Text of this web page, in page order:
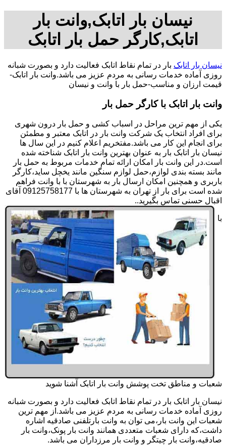
نیسان بار اتابک,وانت بار
اتابک,کارگر حمل بار اتابک
نیسان بار اتابک بار در تمام نقاط اتابک فعالیت دارد و بصورت شبانه
روزی آماده خدمات رسانی به مردم عزیز می باشد.وانت بار اتابک-
قیمت ارزان و مناسب-حمل بار با وانت و نیسان
وانت بار اتابک با کارگر حمل بار
یکی از مهم ترین مراحل در اسباب کشی و حمل بار درون شهری
برای افراد انتخاب یک شرکت وانت بار در اتابک معتبر و مطمئن
برای انجام این کار می باشد.مفتخریم اعلام کنیم در این سال ها
نیسان بار اتابک بار به عنوان بهترین وانت بار اتابک شناخته شده
است.در این وانت بار امکان ارائه تمام خدمات مربوط به حمل بار
مانند بسته بندی لوازم،حمل لوازم سنگین مانند یخچل ساید،کارگر
باربری و همچنین امکان ارسال بار به شهرستان با با وانت فراهم
شده است برای بار از تهران به شهرستان ها با 09125758177 آقای
اقبال حسنی تماس بگیرید..
با
شعبات و مناطق تخت پوشش وانت بار اتابک آشنا شوید
نیسان بار اتابک بار در تمام نقاط اتابک فعالیت دارد و بصورت شبانه
روزی آماده خدمات رسانی به مردم عزیز می باشد.از مهم ترین
شعبات این وانت بار،می توان به وانت بارتلفنی صادقیه اشاره
داشت،که دارای شعبات متعددی همانند وانت بار پونک،وانت بار
صادقیه،وانت بار چیتگر و وانت بار مرزداران می باشد.